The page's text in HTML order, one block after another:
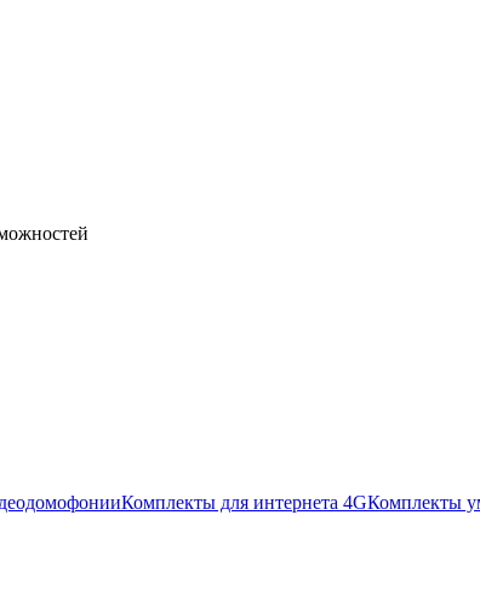
Комплекты для интернета 4GКомплекты